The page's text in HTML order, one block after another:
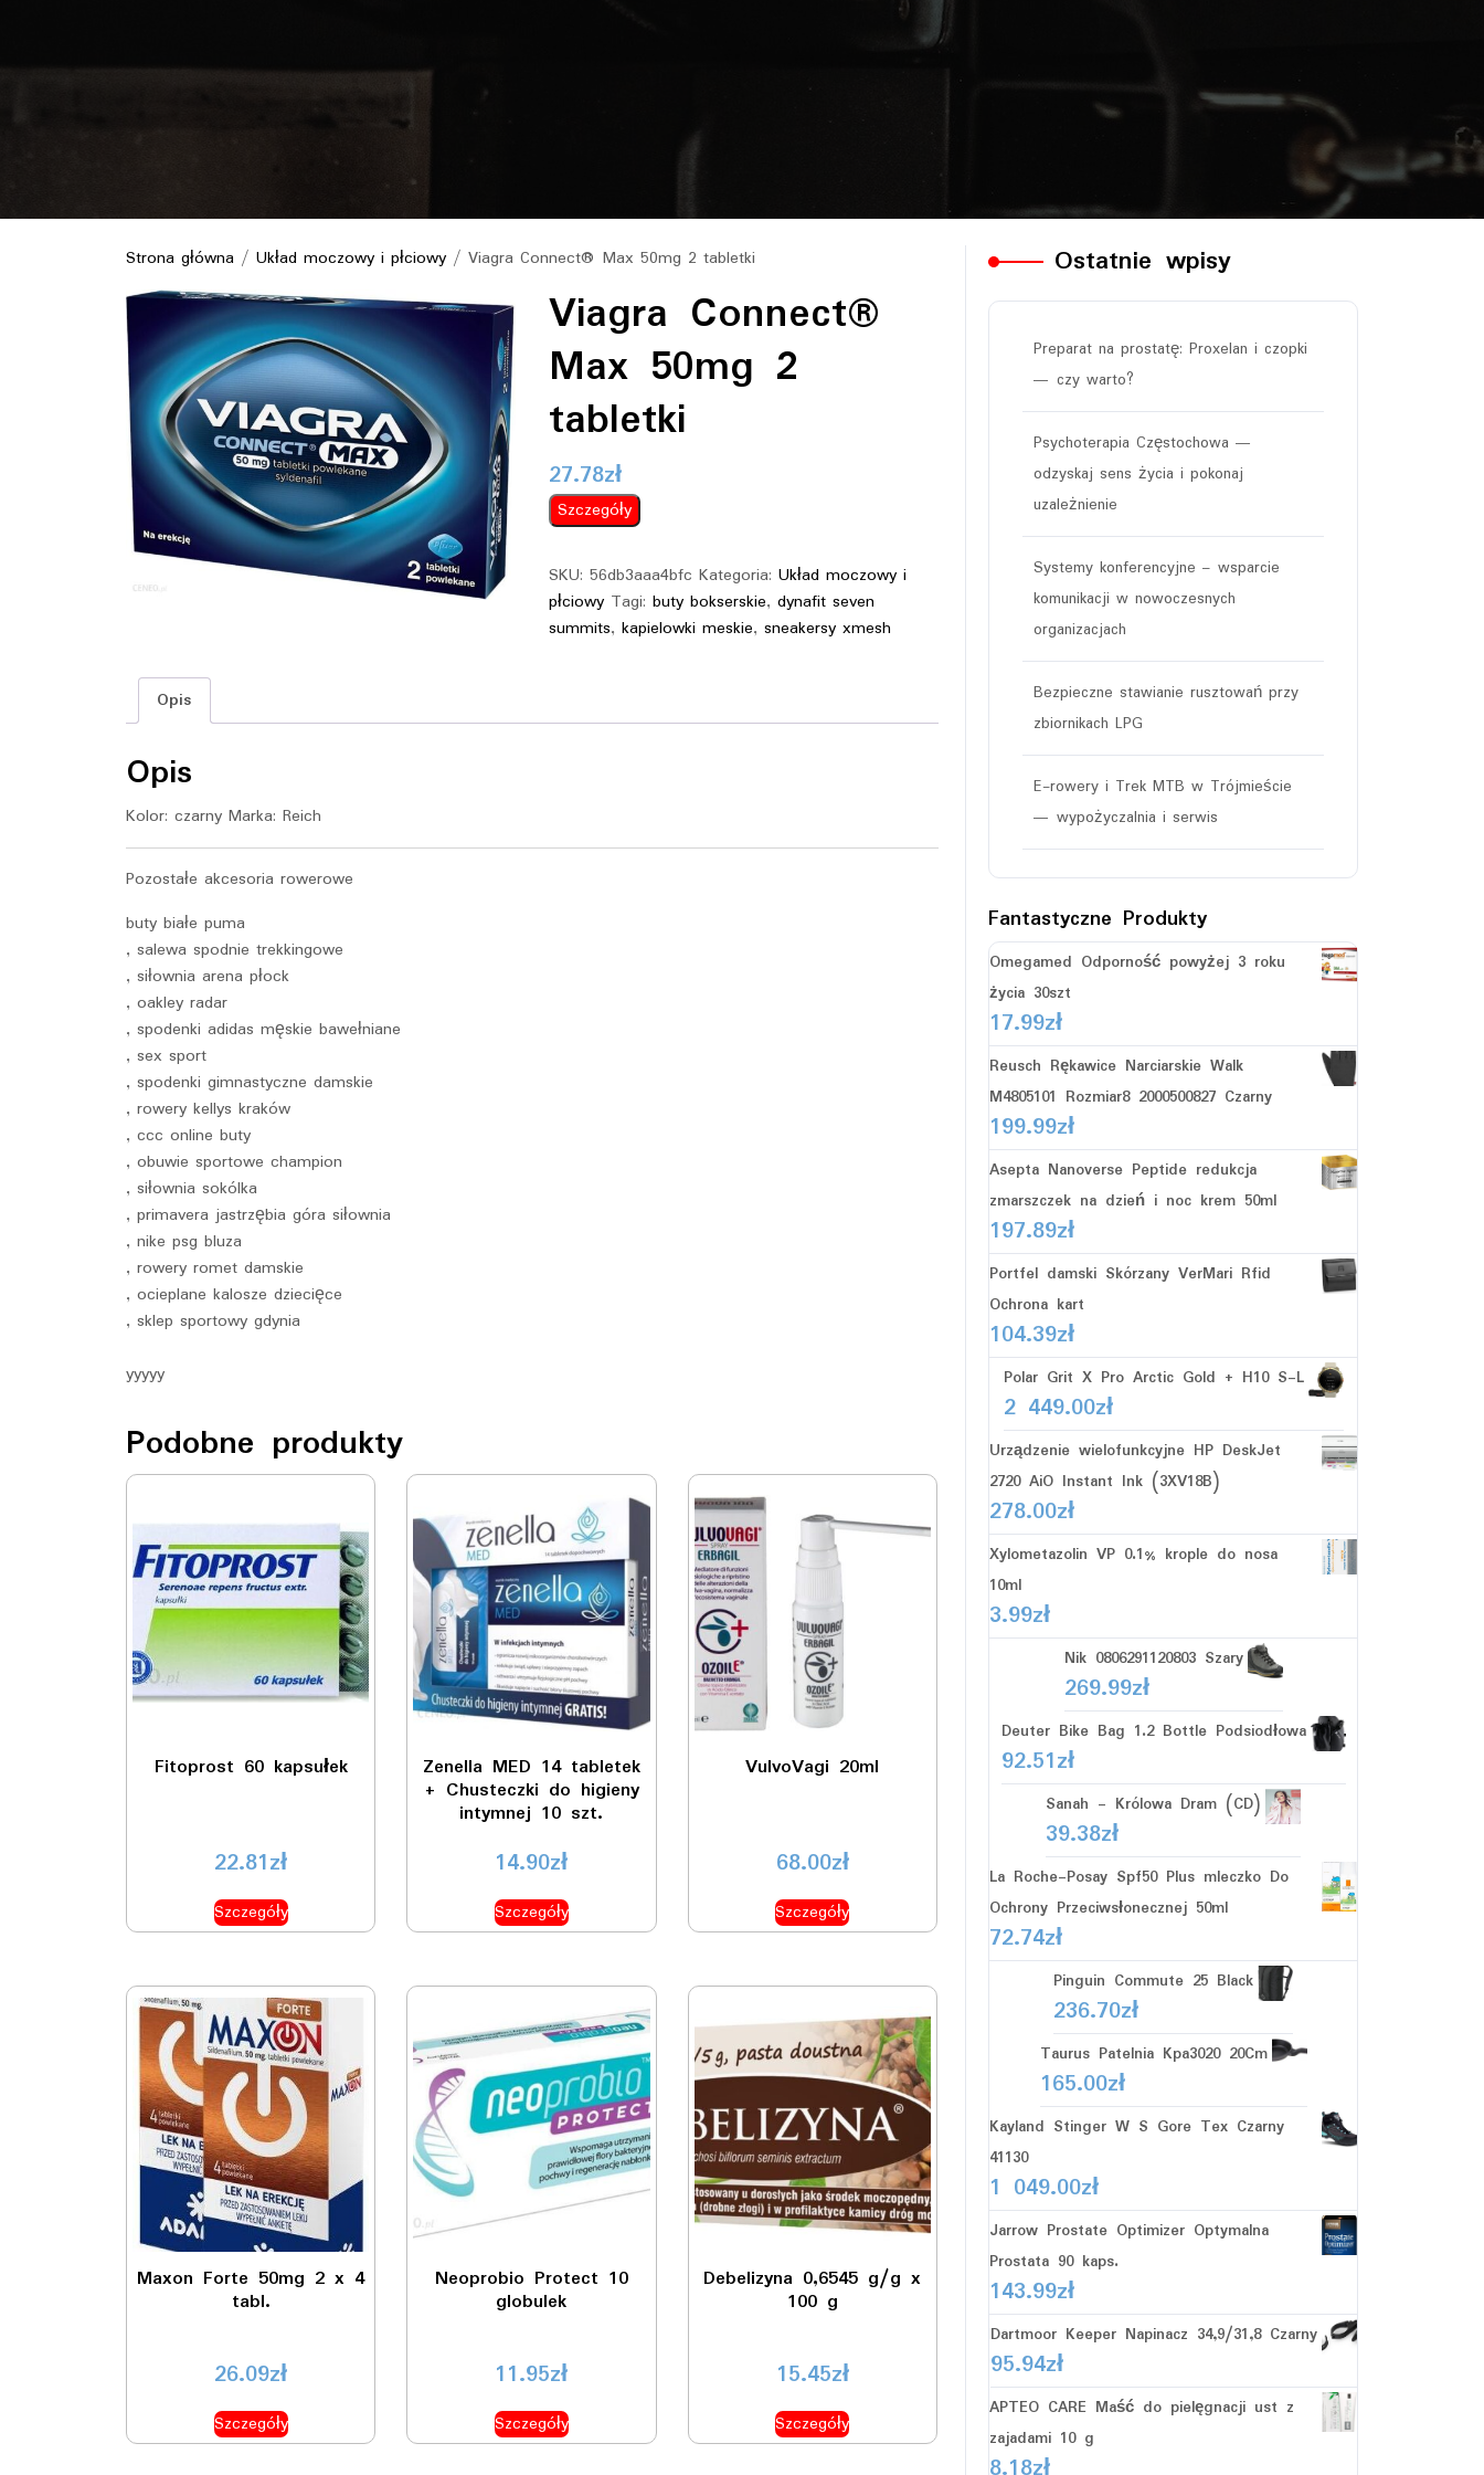
Strona główna / Układ moczowy i płciowy / Viagra Connect® Max 50mg 2 tabletki
Viagra Connect®
Max 50mg 2
tabletki
27.78zł
Szczegóły
SKU: 56db3aaa4bfc Kategoria: Układ moczowy i
płciowy Tagi: buty bokserskie, dynafit seven
summits, kapielowki meskie, sneakersy xmesh
Opis
Opis
Kolor: czarny Marka: Reich
Pozostałe akcesoria rowerowe
buty białe puma
, salewa spodnie trekkingowe
, siłownia arena płock
, oakley radar
, spodenki adidas męskie bawełniane
, sex sport
, spodenki gimnastyczne damskie
, rowery kellys kraków
, ccc online buty
, obuwie sportowe champion
, siłownia sokólka
, primavera jastrzębia góra siłownia
, nike psg bluza
, rowery romet damskie
, ocieplane kalosze dziecięce
, sklep sportowy gdynia
yyyyy
Podobne produkty
Fitoprost 60 kapsułek
22.81zł
Szczegóły
Zenella MED 14 tabletek
+ Chusteczki do higieny
intymnej 10 szt.
14.90zł
Szczegóły
VulvoVagi 20ml
68.00zł
Szczegóły
Maxon Forte 50mg 2 x 4
tabl.
26.09zł
Szczegóły
Neoprobio Protect 10
globulek
11.95zł
Szczegóły
Debelizyna 0,6545 g/g x
100 g
15.45zł
Szczegóły
Ostatnie wpisy
Preparat na prostatę: Proxelan i czopki
— czy warto?
Psychoterapia Częstochowa —
odzyskaj sens życia i pokonaj
uzależnienie
Systemy konferencyjne – wsparcie
komunikacji w nowoczesnych
organizacjach
Bezpieczne stawianie rusztowań przy
zbiornikach LPG
E-rowery i Trek MTB w Trójmieście
— wypożyczalnia i serwis
Fantastyczne Produkty
Omegamed Odporność powyżej 3 roku
życia 30szt
17.99zł
Reusch Rękawice Narciarskie Walk
M4805101 Rozmiar8 2000500827 Czarny
199.99zł
Asepta Nanoverse Peptide redukcja
zmarszczek na dzień i noc krem 50ml
197.89zł
Portfel damski Skórzany VerMari Rfid
Ochrona kart
104.39zł
Polar Grit X Pro Arctic Gold + H10 S-L
2 449.00zł
Urządzenie wielofunkcyjne HP DeskJet
2720 AiO Instant Ink (3XV18B)
278.00zł
Xylometazolin VP 0.1% krople do nosa
10ml
3.99zł
Nik 0806291120803 Szary
269.99zł
Deuter Bike Bag 1.2 Bottle Podsiodłowa
92.51zł
Sanah - Królowa Dram (CD)
39.38zł
La Roche-Posay Spf50 Plus mleczko Do
Ochrony Przeciwsłonecznej 50ml
72.74zł
Pinguin Commute 25 Black
236.70zł
Taurus Patelnia Kpa3020 20Cm
165.00zł
Kayland Stinger W S Gore Tex Czarny
41130
1 049.00zł
Jarrow Prostate Optimizer Optymalna
Prostata 90 kaps.
143.99zł
Dartmoor Keeper Napinacz 34,9/31,8 Czarny
95.94zł
APTEO CARE Maść do pielęgnacji ust z
zajadami 10 g